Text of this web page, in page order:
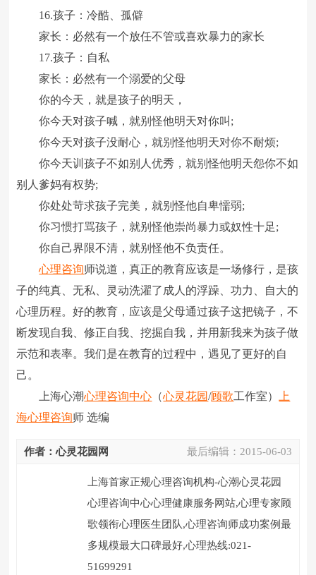
16.孩子：冷酷、孤僻
家长：必然有一个放任不管或喜欢暴力的家长
17.孩子：自私
家长：必然有一个溺爱的父母
你的今天，就是孩子的明天，
你今天对孩子喊，就别怪他明天对你叫;
你今天对孩子没耐心，就别怪他明天对你不耐烦;
你今天训孩子不如别人优秀，就别怪他明天怨你不如
别人爹妈有权势;
你处处苛求孩子完美，就别怪他自卑懦弱;
你习惯打骂孩子，就别怪他崇尚暴力或奴性十足;
你自己界限不清，就别怪他不负责任。
心理咨询师说道，真正的教育应该是一场修行，是孩
子的纯真、无私、灵动洗濯了成人的浮躁、功力、自大的
心理历程。好的教育，应该是父母通过孩子这把镜子，不
断发现自我、修正自我、挖掘自我，并用新我来为孩子做
示范和表率。我们是在教育的过程中，遇见了更好的自
己。
上海心潮心理咨询中心 （心灵花园/顾歌工作室）
上
海心理咨询师 选编
最后编辑： 2015-06-03
作者：心灵花园网
上海首家正规心理咨询机构-心潮心灵花园
心理咨询中心心理健康服务网站,心理专家顾
歌领衔心理医生团队,心理咨询师成功案例最
多规模最大口碑最好,心理热线:021-
51699291